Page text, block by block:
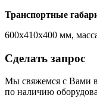
Транспортные
600х410х400 мм,
Сделать запрос
Мы свяжемся с Вами
по наличию